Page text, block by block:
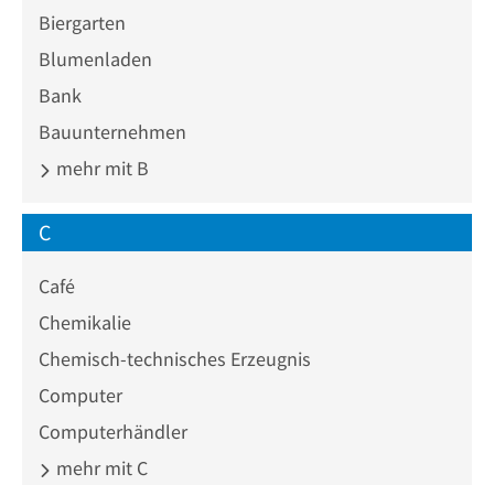
Biergarten
Blumenladen
Bank
Bauunternehmen
mehr mit B
C
Café
Chemikalie
Chemisch-technisches Erzeugnis
Computer
Computerhändler
mehr mit C